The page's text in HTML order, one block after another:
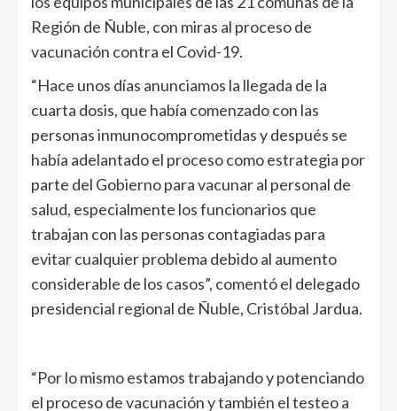
Región de Ñuble, con miras al proceso de
vacunación contra el Covid-19.
“Hace unos días anunciamos la llegada de la
cuarta dosis, que había comenzado con las
personas inmunocomprometidas y después se
había adelantado el proceso como estrategia por
parte del Gobierno para vacunar al personal de
salud, especialmente los funcionarios que
trabajan con las personas contagiadas para
evitar cualquier problema debido al aumento
considerable de los casos”, comentó el delegado
presidencial regional de Ñuble, Cristóbal Jardua.
“Por lo mismo estamos trabajando y potenciando
el proceso de vacunación y también el testeo a